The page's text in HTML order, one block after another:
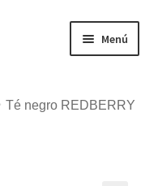
Menú
Té negro REDBERRY